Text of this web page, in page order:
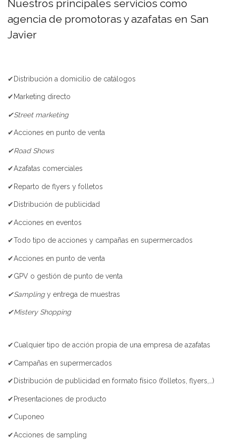
Nuestros principales servicios como
agencia de promotoras y azafatas en San
Javier
✔Distribución a domicilio de catálogos
✔Marketing directo
✔Street marketing
✔Acciones en punto de venta
✔Road Shows
✔Azafatas comerciales
✔Reparto de flyers y folletos
✔Distribución de publicidad
✔Acciones en eventos
✔Todo tipo de acciones y campañas en supermercados
✔Acciones en punto de venta
✔GPV o gestión de punto de venta
✔Samplingy entrega de muestras
✔Mistery Shopping
✔Cualquier tipo de acción propia de una empresa de azafatas
✔Campañas en supermercados
✔Distribución de publicidad en formato físico (folletos, flyers,…)
✔Presentaciones de producto
✔Cuponeo
✔Acciones de sampling